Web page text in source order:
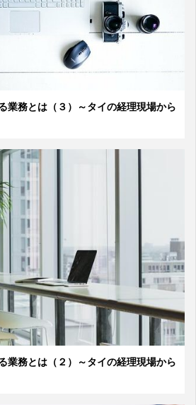
業務とは（３）～タイの経理現場から
業務とは（２）～タイの経理現場から